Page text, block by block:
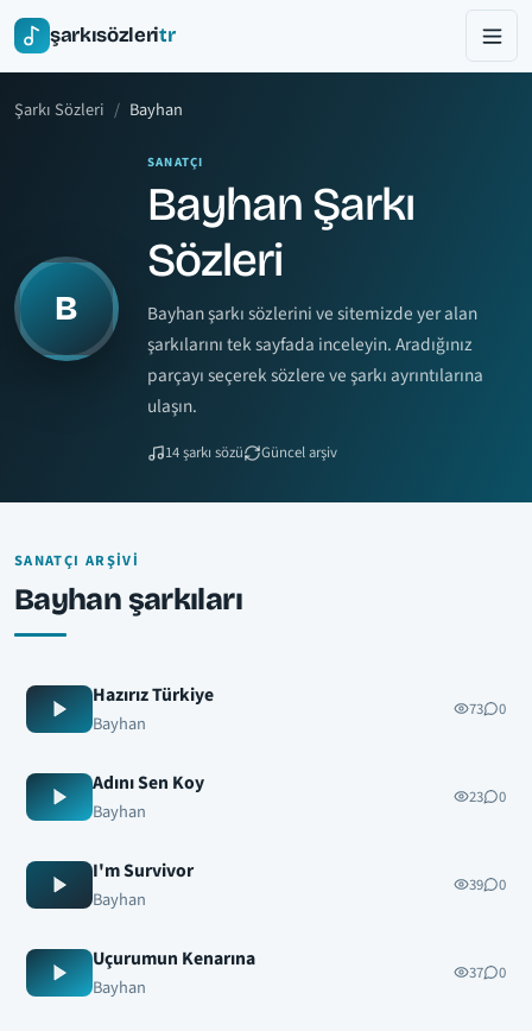
şarkısözleritr
Şarkı Sözleri Bayhan
B
SANATÇI
Bayhan Şarkı
Sözleri
Bayhan şarkı sözlerini ve sitemizde yer alan
şarkılarını tek sayfada inceleyin. Aradığınız
parçayı seçerek sözlere ve şarkı ayrıntılarına
ulaşın.
14 şarkı sözü Güncel arşiv
SANATÇI ARŞIVI
Bayhan şarkıları
Hazırız Türkiye
Bayhan
73 0
Adını Sen Koy
Bayhan
23 0
I'm Survivor
Bayhan
39 0
Uçurumun Kenarına
Bayhan
37 0